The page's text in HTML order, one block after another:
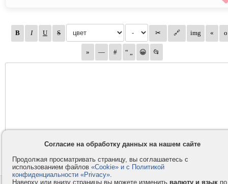
Согласие на обработку данных на нашем сайте
Продолжая просматривать страницу, вы соглашаетесь с
использованием файлов «Cookie» и с Политикой
конфиденциальности «Privacy».
Наверху или внизу страницы вы можете изменить валюту и язык по